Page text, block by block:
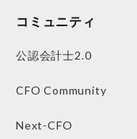
コミュニティ
公認会計士2.0
CFO Community
Next-CFO